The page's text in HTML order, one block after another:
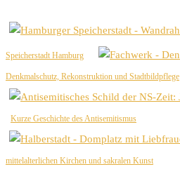
Speicherstadt Hamburg
Denkmalschutz, Rekonstruktion und Stadtbildpflege
Kurze Geschichte des Antisemitismus
mittelalterlichen Kirchen und sakralen Kunst